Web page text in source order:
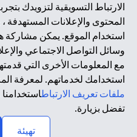
الارتباط التسويقية لتزويدك
المحتوى والإعلانات المستهدفة
استخدام الموقع. يمكن مشاركة
وسائل التواصل الاجتماعي
مع المعلومات الأخرى التي
استخدامك لخدماتهم. لمعرفة
ملفات تعريف الارتباطاستخدامنا
تفضل بزيارة.
تهيئة
الإمارات في دبي، وCN-1002019
فرع سيتي بنك إن إيه - الإمارات
الإمارات العربية المتحدة المركزي
سيتي بنك إن إيه الإمارات العربية
الاستشارات المالية والتعريف
20200000097 ب) وسيط